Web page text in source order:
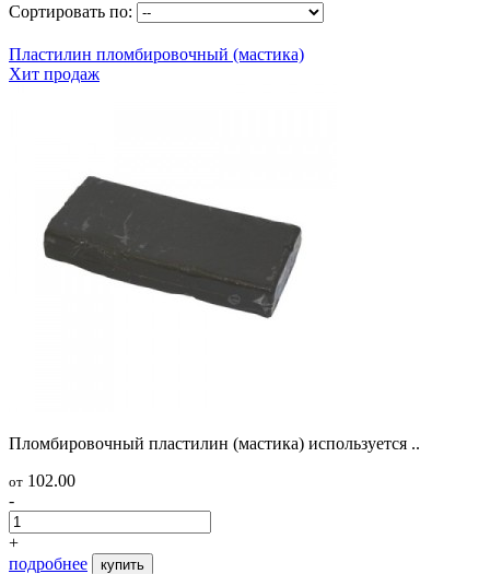
Сортировать по:
Пластилин пломбировочный (мастика)
Хит продаж
Пломбировочный пластилин (мастика) используется ..
от 102.00
-
+
подробнее
купить